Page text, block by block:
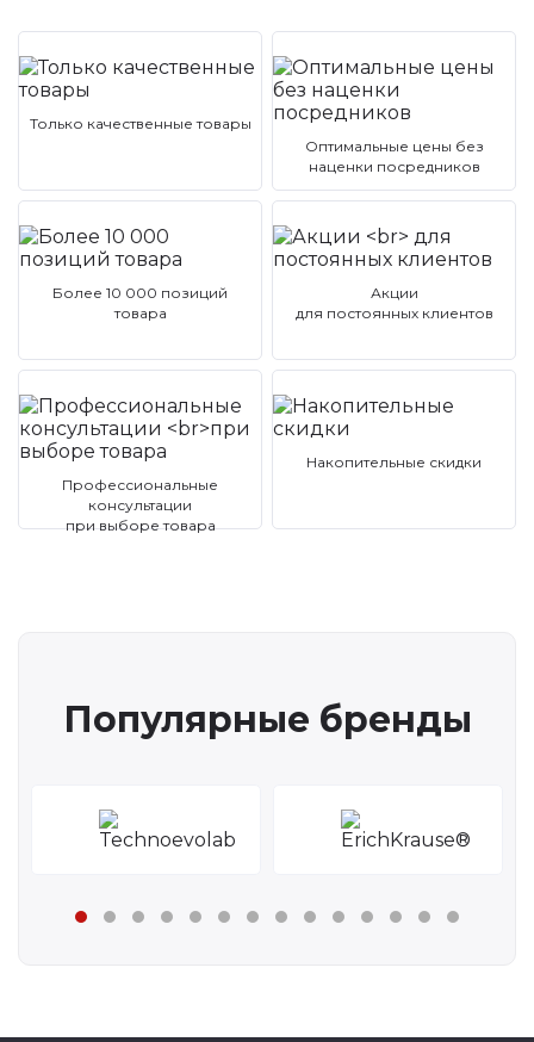
Только качественные товары
Оптимальные цены без
наценки посредников
Более 10 000 позиций
товара
Акции
для постоянных клиентов
Профессиональные
консультации
при выборе товара
Накопительные скидки
Популярные бренды